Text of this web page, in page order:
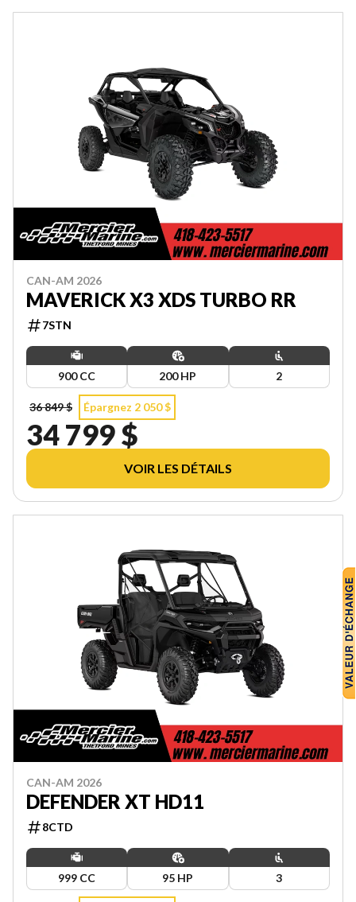
CAN-AM 2026
MAVERICK X3 XDS TURBO RR
7STN
900 CC 200 HP 2
36 849 $ Épargnez 2 050 $
34 799 $
VOIR LES DÉTAILS
CAN-AM 2026
DEFENDER XT HD11
8CTD
999 CC 95 HP 3